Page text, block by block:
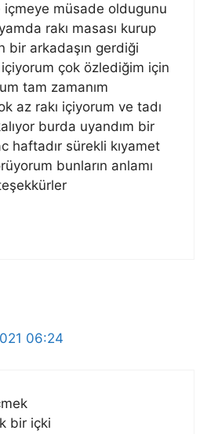
içmeye müsade oldugunu
rakı masası kurup
bir arkadaşın gerdiği
çok özlediğim için
tam zamanım
az rakı içiyorum ve tadı
burda uyandım bir
haftadır sürekli kıyamet
bunların anlamı
06:24
bir içki